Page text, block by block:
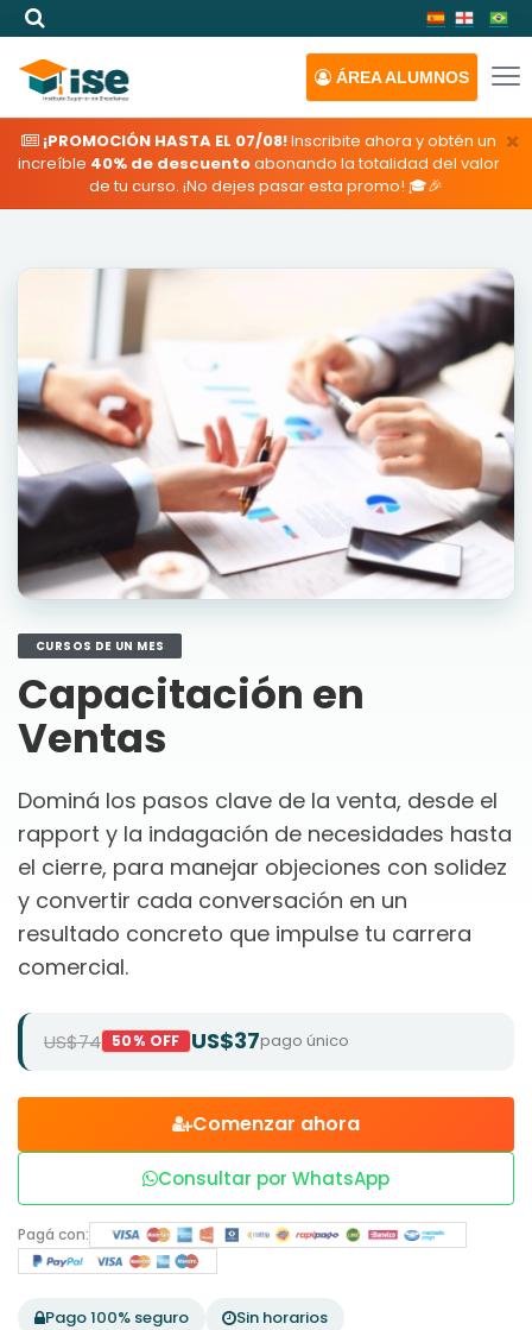
ÁREAALUMNOS
×
¡PROMOCIÓN HASTA EL 07/08!Inscribite ahora y obtén un
increíble 40% de descuentoabonando la totalidad del valor
de tu curso. ¡No dejes pasar esta promo! 🎓🎉
CURSOS DE UN MES
Capacitación en
Ventas
Dominá los pasos clave de la venta, desde el
rapport y la indagación de necesidades hasta
el cierre, para manejar objeciones con solidez
y convertir cada conversación en un
resultado concreto que impulse tu carrera
comercial.
US$74 50% OFF US$37pago único
Comenzar ahora
Consultar por WhatsApp
Pagá con:
Pago 100% seguro
Sin horarios